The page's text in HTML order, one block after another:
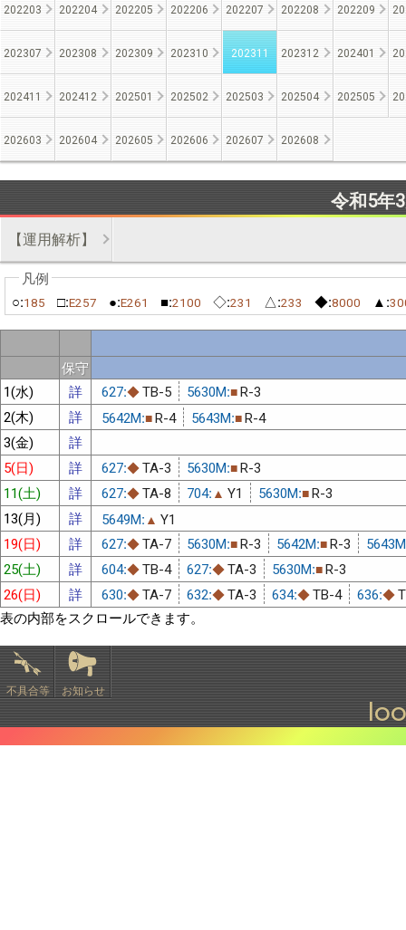
202203 202204 202205 202206 202207 202208 202209
202307 202308 202309 202310 202311 202312 202401
202411 202412 202501 202502 202503 202504 202505
202603 202604 202605 202606 202607 202608
令和5年
【運用解析】
○:185 □:E257 ●:E261 ■:2100 ◇:231 △:233 ◆:8000 ▲:
保守
1(水)
詳 627:◆TB-5 5630M:■R-3
2(木)
詳 5642M:■R-4 5643M:■R-4
3(金)
詳
5(日)
詳 627:◆TA-3 5630M:■R-3
11(土)
詳 627:◆TA-8 704: ▲ Y1 5630M:■R-3
13(月)
詳 5649M: ▲ Y1
19(日)
詳 627:◆TA-7 5630M:■R-3 5642M:■R-3
25(土)
詳 604:◆TB-4 627:◆TA-3 5630M:■R-3
26(日)
詳 630:◆TA-7 632:◆TA-3 634:◆TB-4 636:◆
表の内部をスクロールできます。
不具合等 お知らせ